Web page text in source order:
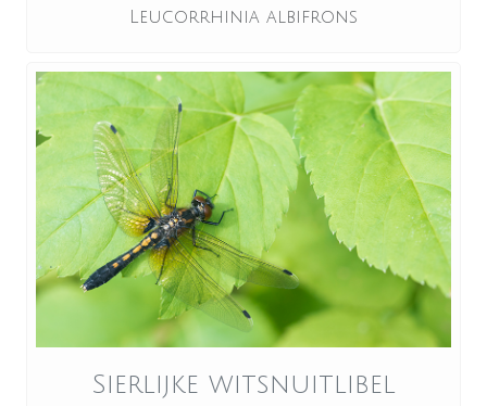
Leucorrhinia albifrons
Sierlijke witsnuitlibel